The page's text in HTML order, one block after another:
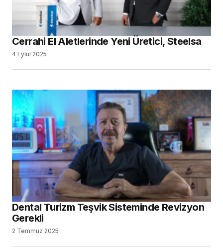
Cerrahi El Aletlerinde Yeni Üretici, Steelsa
4 Eylül 2025
Dental Turizm Teşvik Sisteminde Revizyon
Gerekli
2 Temmuz 2025